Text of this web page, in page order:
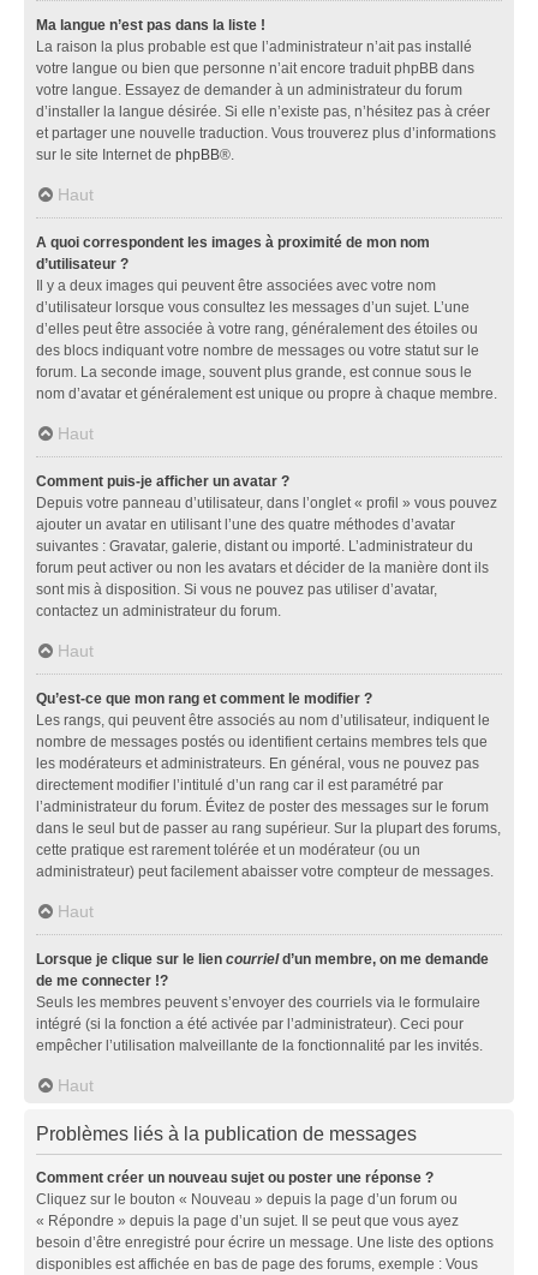
Ma langue n’est pas dans la liste !
La raison la plus probable est que l’administrateur n’ait pas installé
votre langue ou bien que personne n’ait encore traduit phpBB dans
votre langue. Essayez de demander à un administrateur du forum
d’installer la langue désirée. Si elle n’existe pas, n’hésitez pas à créer
et partager une nouvelle traduction. Vous trouverez plus d’informations
sur le site Internet de phpBB®.
Haut
A quoi correspondent les images à proximité de mon nom
d’utilisateur ?
Il y a deux images qui peuvent être associées avec votre nom
d’utilisateur lorsque vous consultez les messages d’un sujet. L’une
d’elles peut être associée à votre rang, généralement des étoiles ou
des blocs indiquant votre nombre de messages ou votre statut sur le
forum. La seconde image, souvent plus grande, est connue sous le
nom d’avatar et généralement est unique ou propre à chaque membre.
Haut
Comment puis-je afficher un avatar ?
Depuis votre panneau d’utilisateur, dans l’onglet « profil » vous pouvez
ajouter un avatar en utilisant l’une des quatre méthodes d’avatar
suivantes : Gravatar, galerie, distant ou importé. L’administrateur du
forum peut activer ou non les avatars et décider de la manière dont ils
sont mis à disposition. Si vous ne pouvez pas utiliser d’avatar,
contactez un administrateur du forum.
Haut
Qu’est-ce que mon rang et comment le modifier ?
Les rangs, qui peuvent être associés au nom d’utilisateur, indiquent le
nombre de messages postés ou identifient certains membres tels que
les modérateurs et administrateurs. En général, vous ne pouvez pas
directement modifier l’intitulé d’un rang car il est paramétré par
l’administrateur du forum. Évitez de poster des messages sur le forum
dans le seul but de passer au rang supérieur. Sur la plupart des forums,
cette pratique est rarement tolérée et un modérateur (ou un
administrateur) peut facilement abaisser votre compteur de messages.
Haut
Lorsque je clique sur le lien courrield’un membre, on me demande
de me connecter !?
Seuls les membres peuvent s’envoyer des courriels via le formulaire
intégré (si la fonction a été activée par l’administrateur). Ceci pour
empêcher l’utilisation malveillante de la fonctionnalité par les invités.
Haut
Problèmes liés à la publication de messages
Comment créer un nouveau sujet ou poster une réponse ?
Cliquez sur le bouton « Nouveau » depuis la page d’un forum ou
« Répondre » depuis la page d’un sujet. Il se peut que vous ayez
besoin d’être enregistré pour écrire un message. Une liste des options
disponibles est affichée en bas de page des forums, exemple : Vous